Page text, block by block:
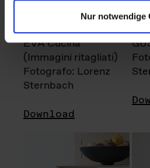
Nur notwendige
EVA Cucina
(Immagini ritagliati)
Fotografo: Lorenz
Sternbach
Download